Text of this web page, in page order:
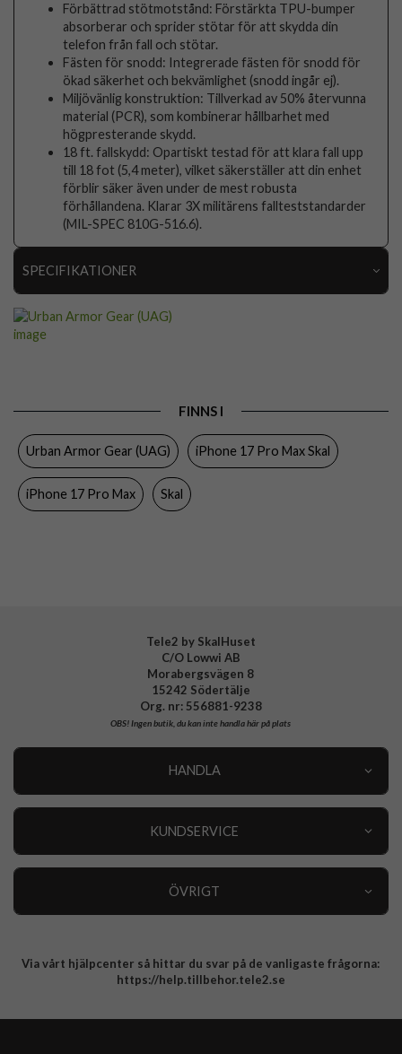
Förbättrad stötmotstånd: Förstärkta TPU-bumper
absorberar och sprider stötar för att skydda din
telefon från fall och stötar.
Fästen för snodd: Integrerade fästen för snodd för
ökad säkerhet och bekvämlighet (snodd ingår ej).
Miljövänlig konstruktion: Tillverkad av 50% återvunna
material (PCR), som kombinerar hållbarhet med
högpresterande skydd.
18 ft. fallskydd: Opartiskt testad för att klara fall upp
till 18 fot (5,4 meter), vilket säkerställer att din enhet
förblir säker även under de mest robusta
förhållandena. Klarar 3X militärens fallteststandarder
(MIL-SPEC 810G-516.6).
SPECIFIKATIONER
Artikelnummer
Passar till
MagSafe-kompatibel, Stöttålig
Färg
Material Hårdplast (PC), Mjukplast (TPU)
Varumärke
FINNS I
Urban Armor Gear (UAG) iPhone 17 Pro Max Skal
iPhone 17 Pro Max Skal
Tele2 by SkalHuset
C/O Lowwi AB
Morabergsvägen 8
15242 Södertälje
Org. nr: 556881-9238
OBS!Ingen butik, du kan inte handla här på plats
HANDLA
KUNDSERVICE
ÖVRIGT
Integritetspolicy
Via vårt hjälpcenter så hittar du svar på de vanligaste frågorna:
https://help.tillbehor.tele2.se